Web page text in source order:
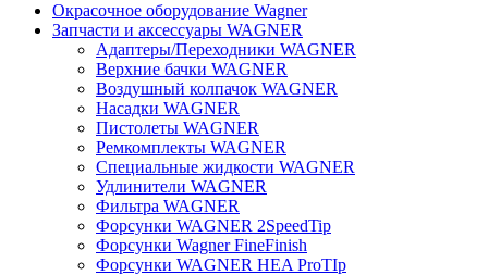
Окрасочное оборудование Wagner
Запчасти и аксессуары WAGNER
Адаптеры/Переходники WAGNER
Верхние бачки WAGNER
Воздушный колпачок WAGNER
Насадки WAGNER
Пистолеты WAGNER
Ремкомплекты WAGNER
Специальные жидкости WAGNER
Удлинители WAGNER
Фильтра WAGNER
Форсунки WAGNER 2SpeedTip
Форсунки Wagner FineFinish
Форсунки WAGNER HEA ProTIp